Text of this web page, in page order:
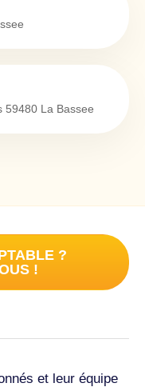
59480 La Bassee
?
!
et leur équipe